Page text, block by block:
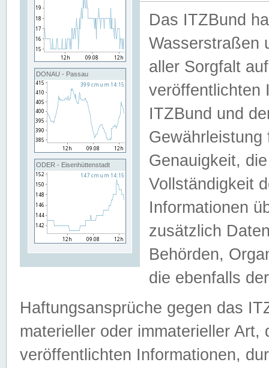
DONAU - Passau
ODER - Eisenhüttenstadt
Das ITZBund
Wasserstraßen
aller Sorgfalt
veröffentlichten
ITZBund und
Genauigkeit,
Vollständigkeit
Informationen
zusätzlich
Behörden,
die ebenfalls
Haftungsansprüche gegen das
materieller oder immaterieller
veröffentlichten Informationen,